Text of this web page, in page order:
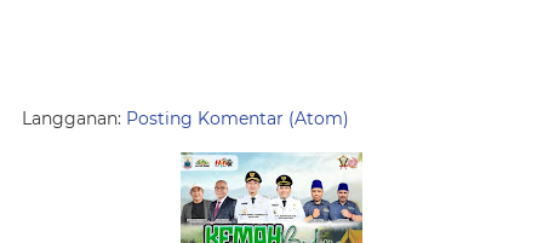
Langganan: Posting Komentar (Atom)